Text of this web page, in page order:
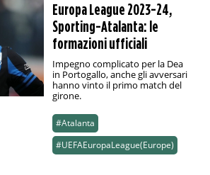
Europa League 2023-24,
Sporting-Atalanta: le
formazioni ufficiali
Impegno complicato per la Dea
in Portogallo, anche gli avversari
hanno vinto il primo match del
girone.
#Atalanta
#UEFAEuropaLeague(Europe)